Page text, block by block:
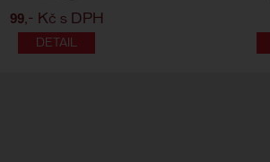
99,- Kč s DPH